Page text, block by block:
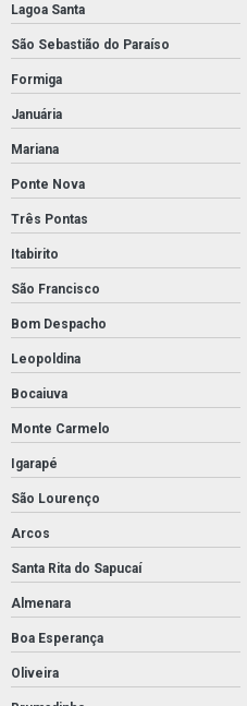
Lagoa Santa
São Sebastião do Paraíso
Formiga
Januária
Mariana
Ponte Nova
Três Pontas
Itabirito
São Francisco
Bom Despacho
Leopoldina
Bocaiuva
Monte Carmelo
Igarapé
São Lourenço
Arcos
Santa Rita do Sapucaí
Almenara
Boa Esperança
Oliveira